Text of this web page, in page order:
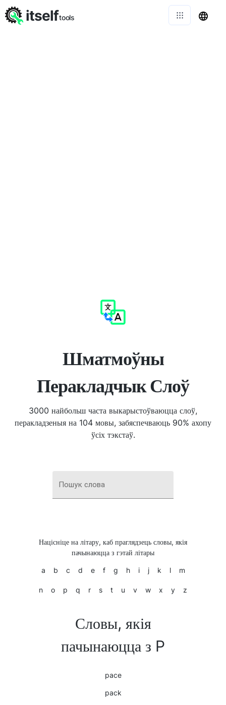
Шматмоўны
Перакладчык Слоў
3000 найбольш часта выкарыстоўваюцца слоў,
перакладзеныя на 104 мовы, забяспечваюць 90% ахопу
ўсіх тэкстаў.
Пошук слова
Націсніце на літару, каб праглядзець словы, якія
пачынаюцца з гэтай літары
a b c d e f g h i j k l m
n o p q r s t u v w x y z
Словы, якія
пачынаюцца з P
pace
pack
itselftools